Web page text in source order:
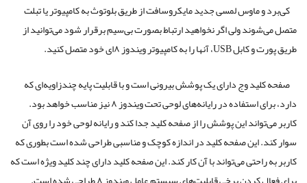
کی‌برد و ماوس لمسی جدید مایکروسافت از طریق بلوتوث به کامپیوتر یا تبلت
متصل می‌شوند ولی اگر نخواهید ارتباط بصورت بی‌سیم برقرار شود می‌توانید از
طریق پورت و کابل USB، آنها را به کامپیوتر ویندوز ‌۸‌ای خود متصل کنید.
صفحه کلید وج دارای یک پوشش بیرونی است و با قابلیت پایه چندزاویه‌‏ای که
دارد، برای استفاده در رایانه‌های لوحی تحت ویندوز ۸ نیز مناسب خواهد بود.
کاربر می‌تواند این پوشش را از صفحه کلید جدا کند و رایانه لوحی خود را روی آن
سوار کند. این صفحه کلید در اندازه کوچک و مناسبی طراحی شده است بطوری که
کاربر به راحتی می‌تواند با آن کار کند. این صفحه کلید دارای چند کلید ویژه است که